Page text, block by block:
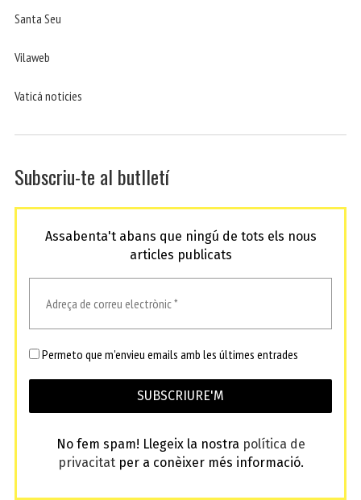
Santa Seu
Vilaweb
Vaticá noticies
Subscriu-te al butlletí
Assabenta't abans que ningú de tots els nous
articles publicats
Permeto que m'envieu emails amb les últimes entrades
No fem spam! Llegeix la nostra política de
privacitatper a conèixer més informació.